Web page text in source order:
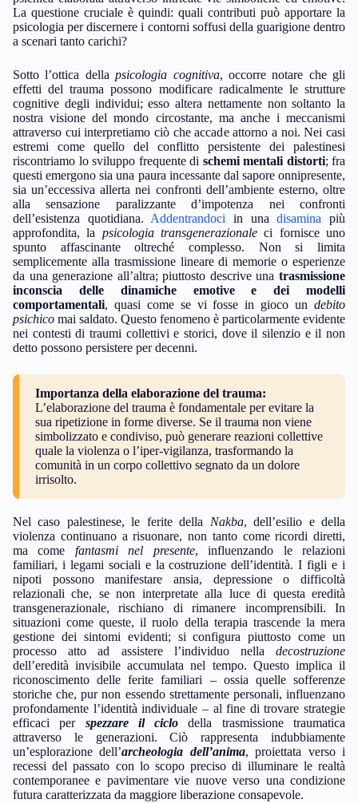
La questione cruciale è quindi: quali contributi può apportare la
psicologia per discernere i contorni soffusi della guarigione dentro
a scenari tanto carichi?
Sotto l’ottica dellapsicologia cognitiva, occorre notare che gli
effetti del trauma possono modificare radicalmente le strutture
cognitive degli individui; esso altera nettamente non soltanto la
nostra visione del mondo circostante, ma anche i meccanismi
attraverso cui interpretiamo ciò che accade attorno a noi. Nei casi
estremi come quello del conflitto persistente dei palestinesi
riscontriamo lo sviluppo frequente di schemi mentali distorti; fra
questi emergono sia una paura incessante dal sapore onnipresente,
sia un’eccessiva allerta nei confronti dell’ambiente esterno, oltre
alla sensazione paralizzante d’impotenza nei confronti
dell’esistenza quotidiana. Addentrandoci in unadisamina più
approfondita, la psicologia transgenerazionale ci fornisce uno
spunto affascinante oltreché complesso. Non si limita
semplicemente alla trasmissione lineare di memorie o esperienze
da una generazione all’altra; piuttosto descrive una trasmissione
inconscia delle dinamiche emotive e dei modelli
comportamentali, quasi come se vi fosse in gioco un debito
psichico mai saldato. Questo fenomeno è particolarmente evidente
nei contesti di traumi collettivi e storici, dove il silenzio e il non
detto possono persistere per decenni.
Importanza della elaborazione del trauma:
L’elaborazione del trauma è fondamentale per evitare la
sua ripetizione in forme diverse. Se il trauma non viene
simbolizzato e condiviso, può generare reazioni collettive
quale la violenza o l’iper-vigilanza, trasformando la
comunità in un corpo collettivo segnato da un dolore
irrisolto.
Nel caso palestinese, le ferite della Nakba, dell’esilio e della
violenza continuano a risuonare, non tanto come ricordi diretti,
ma come fantasmi nel presente, influenzando le relazioni
familiari, i legami sociali e la costruzione dell’identità. I figli e i
nipoti possono manifestare ansia, depressione o difficoltà
relazionali che, se non interpretate alla luce di questa eredità
transgenerazionale, rischiano di rimanere incomprensibili. In
situazioni come queste, il ruolo della terapia trascende la mera
gestione dei sintomi evidenti; si configura piuttosto come un
processo atto ad assistere l’individuo nella decostruzione
dell’eredità invisibile accumulata nel tempo. Questo implica il
riconoscimento delle ferite familiari – ossia quelle sofferenze
storiche che, pur non essendo strettamente personali, influenzano
profondamente l’identità individuale – al fine di trovare strategie
efficaci per spezzare il ciclo della trasmissione traumatica
attraverso le generazioni. Ciò rappresenta indubbiamente
un’esplorazione dell’archeologia dell’anima, proiettata verso i
recessi del passato con lo scopo preciso di illuminare le realtà
contemporanee e pavimentare vie nuove verso una condizione
futura caratterizzata da maggiore liberazione consapevole.